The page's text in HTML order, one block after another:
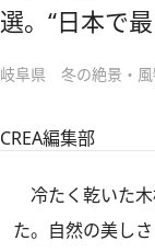
選。“日本で
岐阜県 冬の絶景・風
CREA編集部
冷たく乾いた木
た。自然の美し